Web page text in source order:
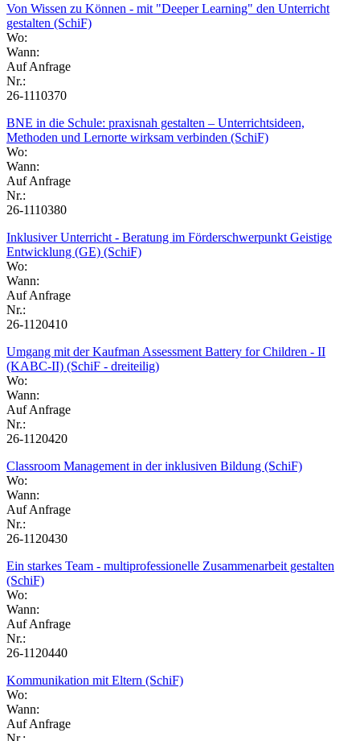
Von Wissen zu Können - mit "Deeper Learning" den Unterricht
gestalten (SchiF)
Wo:
Wann:
Auf Anfrage
Nr.:
26-1110370
BNE in die Schule: praxisnah gestalten – Unterrichtsideen,
Methoden und Lernorte wirksam verbinden (SchiF)
Wo:
Wann:
Auf Anfrage
Nr.:
26-1110380
Inklusiver Unterricht - Beratung im Förderschwerpunkt Geistige
Entwicklung (GE) (SchiF)
Wo:
Wann:
Auf Anfrage
Nr.:
26-1120410
Umgang mit der Kaufman Assessment Battery for Children - II
(KABC-II) (SchiF - dreiteilig)
Wo:
Wann:
Auf Anfrage
Nr.:
26-1120420
Classroom Management in der inklusiven Bildung (SchiF)
Wo:
Wann:
Auf Anfrage
Nr.:
26-1120430
Ein starkes Team - multiprofessionelle Zusammenarbeit gestalten
(SchiF)
Wo:
Wann:
Auf Anfrage
Nr.:
26-1120440
Kommunikation mit Eltern (SchiF)
Wo:
Wann:
Auf Anfrage
Nr.: